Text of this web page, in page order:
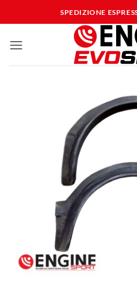
ai
SPEDIZIONE